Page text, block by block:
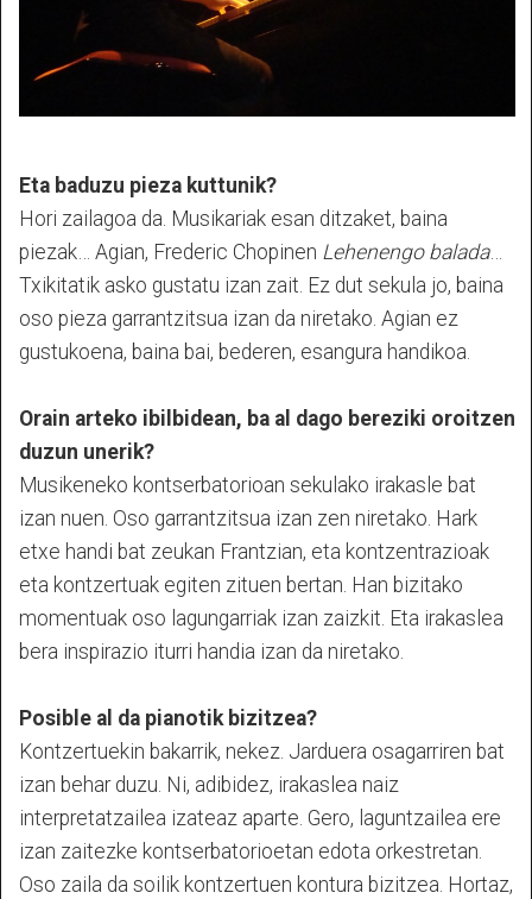
Eta baduzu pieza kuttunik?
Hori zailagoa da. Musikariak esan ditzaket, baina
piezak… Agian, Frederic Chopinen Lehenengo balada…
Txikitatik asko gustatu izan zait. Ez dut sekula jo, baina
oso pieza garrantzitsua izan da niretako. Agian ez
gustukoena, baina bai, bederen, esangura handikoa.
Orain arteko ibilbidean, ba al dago bereziki oroitzen
duzun unerik?
Musikeneko kontserbatorioan sekulako irakasle bat
izan nuen. Oso garrantzitsua izan zen niretako. Hark
etxe handi bat zeukan Frantzian, eta kontzentrazioak
eta kontzertuak egiten zituen bertan. Han bizitako
momentuak oso lagungarriak izan zaizkit. Eta irakaslea
bera inspirazio iturri handia izan da niretako.
Posible al da pianotik bizitzea?
Kontzertuekin bakarrik, nekez. Jarduera osagarriren bat
izan behar duzu. Ni, adibidez, irakaslea naiz
interpretatzailea izateaz aparte. Gero, laguntzailea ere
izan zaitezke kontserbatorioetan edota orkestretan.
Oso zaila da soilik kontzertuen kontura bizitzea. Hortaz,